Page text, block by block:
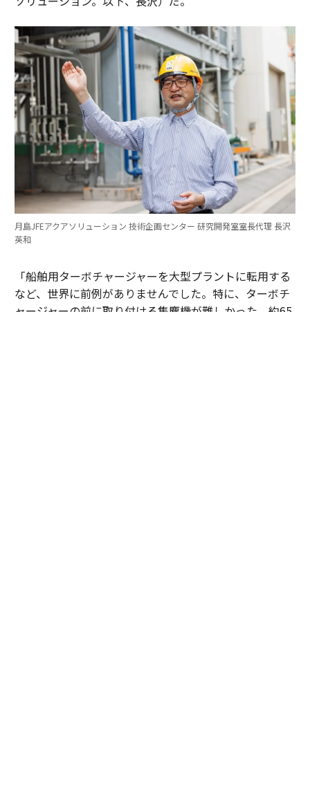
月島JFEアクアソリューション 技術企画センター 研究開発室室長代理 長沢
英和
「船舶用ターボチャージャーを大型プラントに転用する
など、世界に前例がありませんでした。特に、ターボチ
ャージャーの前に取り付ける集塵機が難しかった。約65